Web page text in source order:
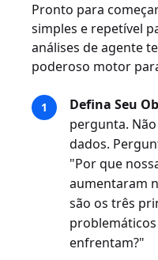
Pronto para
simples e repetível
análises de agente
poderoso motor
Defina Seu
pergunta.
dados.
"Por que
aumentaram
são os três
enfrentam?"